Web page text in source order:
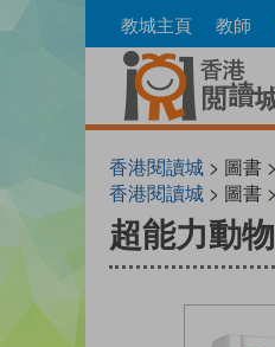
to
教城主頁 教師
香港閱讀城 > 圖書 >
香港閱讀城 > 圖書 >
超能力動